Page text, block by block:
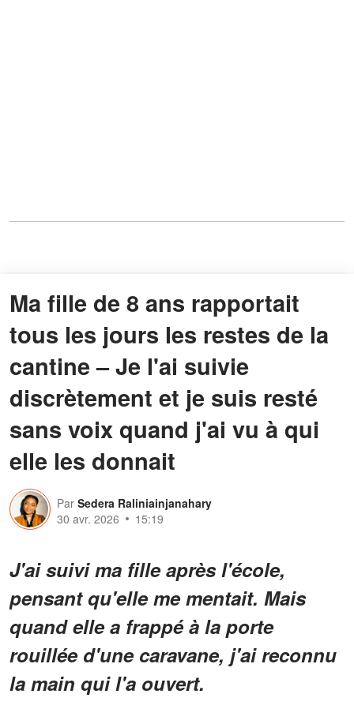
Ma fille de 8 ans rapportait
tous les jours les restes de la
cantine – Je l'ai suivie
discrètement et je suis resté
sans voix quand j'ai vu à qui
elle les donnait
Par Sedera Raliniainjanahary
30 avr. 2026
15:19
J'ai suivi ma fille après l'école,
pensant qu'elle me mentait. Mais
quand elle a frappé à la porte
rouillée d'une caravane, j'ai reconnu
la main qui l'a ouvert.